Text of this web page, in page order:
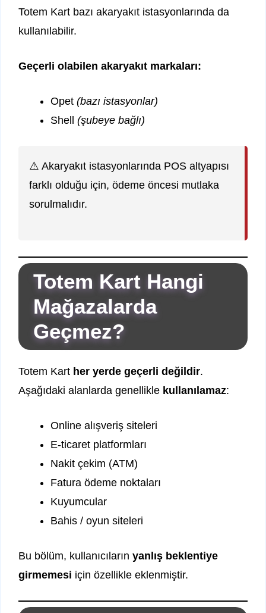
Totem Kart bazı akaryakıt istasyonlarında da
kullanılabilir.
Geçerli olabilen akaryakıt markaları:
Opet (bazı istasyonlar)
Shell (şubeye bağlı)
⚠️ Akaryakıt istasyonlarında POS altyapısı
farklı olduğu için, ödeme öncesi mutlaka
sorulmalıdır.
Totem Kart Hangi
Mağazalarda
Geçmez?
Totem Kart her yerde geçerli değildir.
Aşağıdaki alanlarda genellikle kullanılamaz:
Online alışveriş siteleri
E-ticaret platformları
Nakit çekim (ATM)
Fatura ödeme noktaları
Kuyumcular
Bahis / oyun siteleri
Bu bölüm, kullanıcıların yanlış beklentiye
girmemesi için özellikle eklenmiştir.